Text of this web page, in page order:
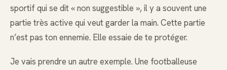
sportif qui se dit « non suggestible », il y a souvent une
partie très active qui veut garder la main. Cette partie
n’est pas ton ennemie. Elle essaie de te protéger.
Je vais prendre un autre exemple. Une footballeuse